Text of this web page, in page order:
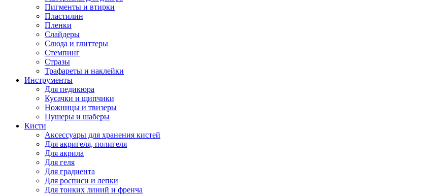
Пигменты и втирки
Пластилин
Пленки
Слайдеры
Слюда и глиттеры
Стемпинг
Стразы
Трафареты и наклейки
Инструменты
Для педикюра
Кусачки и щипчики
Ножницы и твизеры
Пушеры и шаберы
Кисти
Аксессуары для хранения кистей
Для акригеля, полигеля
Для акрила
Для геля
Для градиента
Для росписи и лепки
Для тонких линий и френча